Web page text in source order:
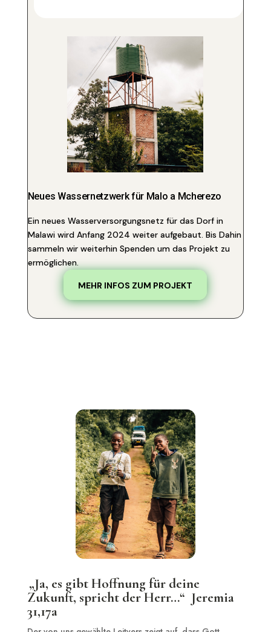
Neues Wassernetzwerk für Malo a Mcherezo
Ein neues Wasserversorgungsnetz für das Dorf in
Malawi wird Anfang 2024 weiter aufgebaut. Bis Dahin
sammeln wir weiterhin Spenden um das Projekt zu
ermöglichen.
MEHR INFOS ZUM PROJEKT
„Ja, es gibt Hoffnung für deine
Zukunft, spricht der Herr…“ Jeremia
31,17a